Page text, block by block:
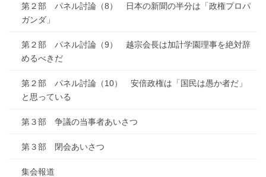
第２部 パネル討論（8） 日本の新聞の半分は「政権プロパ
ガンダ」
第２部 パネル討論（9） 越宗会長は加計学園理事を絶対辞
めるべきだ
第２部 パネル討論（10） 安倍政権は「国民は愚か者だ」
と思っている
第３部 争議の当事者あいさつ
第３部 閉会あいさつ
集会報道